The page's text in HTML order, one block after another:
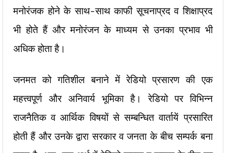
मनोरंजक होने के साथ-साथ काफी सूचनाप्रद व शिक्षाप्रद
भी होते हैं और मनोरंजन के माध्यम से उनका प्रभाव भी
अधिक होता है।
जनमत को गतिशील बनाने में रेडियो प्रसारण की एक
महत्त्वपूर्ण और अनिवार्य भूमिका है। रेडियो पर विभिन्न
राजनैतिक व आर्थिक विषयों से सम्बन्धित वार्तायें प्रसारित
होती हैं और उनके द्वारा सरकार व जनता के बीच सम्पर्क बना